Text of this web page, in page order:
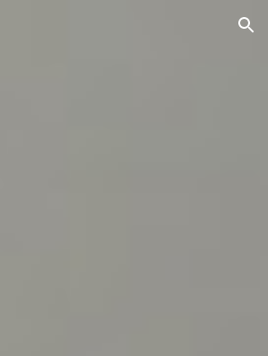
Skip to navigation